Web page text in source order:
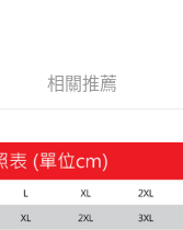
相關推薦